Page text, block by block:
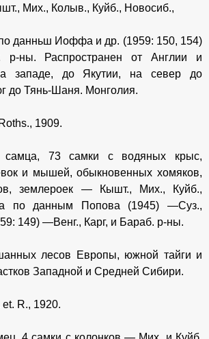
Мих., Колыв., Куйб., Новосиб.,
данньш Иоффа и др. (1959: 150, 154)
р-ны. Распространен от Англии и
западе, до Якутии, на север до
до Тянь-Шаня. Монголия.
1909.
самца, 73 самки с водяных крыс,
и мышей, обыкновенных хомяков,
землероек — Кышт., Мих., Куйб.,
по данным Попова (1945) —Суз.,
149) —Венг., Карг, и Бараб. р-ны.
лесов Европы, южной тайги и
Западной и Средней Сибири.
R., 1920.